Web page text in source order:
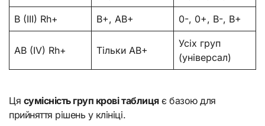
B (III) Rh+ B+, AB+ 0-, 0+, B-, B+
AB (IV) Rh+ Тільки AB+
Усіх груп
(універсал)
Ця сумісність груп крові таблицяє базою для
прийняття рішень у клініці.